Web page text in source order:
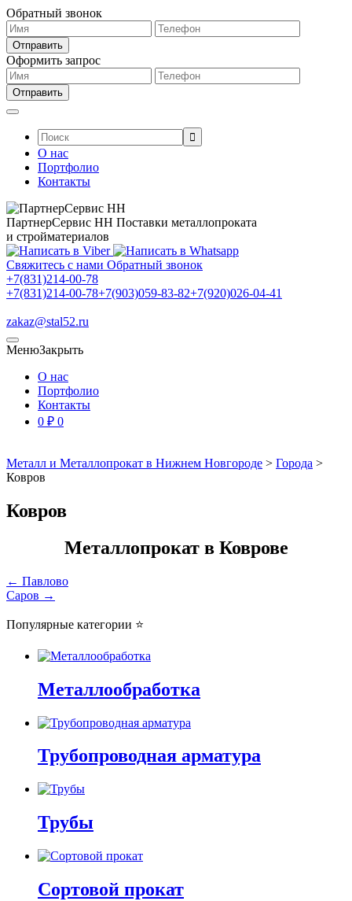
Обратный звонок
Оформить запрос
Поиск:
О нас
Портфолио
Контакты
ПартнерСервис НН Поставки металлопроката
и стройматериалов
Свяжитесь с нами Обратный звонок
+7(831)214-00-78
+7(831)214-00-78+7(903)059-83-82+7(920)026-04-41
zakaz@stal52.ru
МенюЗакрыть
О нас
Портфолио
Контакты
0 ₽ 0
Металл и Металлопрокат в Нижнем Новгороде > Города >
Ковров
Ковров
Металлопрокат в Коврове
Навигация
по
записям
← Павлово
Саров →
Популярные категории ⭐
Металлообработка
Трубопроводная арматура
Трубы
Сортовой прокат